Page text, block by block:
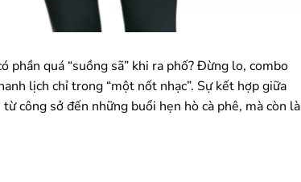
quá “suồng sã” khi ra phố? Đừng lo, combo
lịch chỉ trong “một nốt nhạc”. Sự kết hợp giữa
công sở đến những buổi hẹn hò cà phê, mà còn là